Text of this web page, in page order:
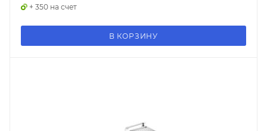
+ 350 на счет
В КОРЗИНУ